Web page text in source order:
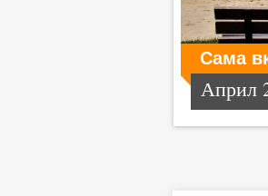
Сама
Април